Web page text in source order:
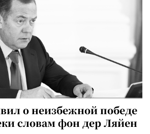
о неизбежной победе
словам фон дер Ляйен